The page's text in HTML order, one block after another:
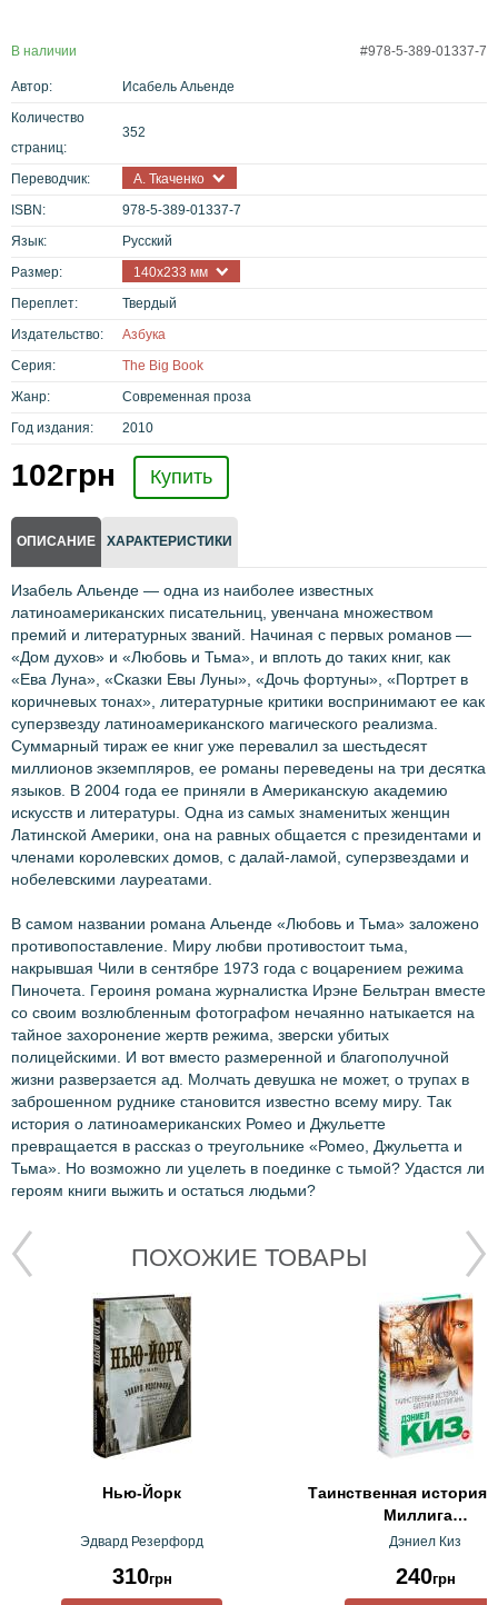
#978-5-389-01337-7
В наличии
Автор:
Исабель Альенде
Количество
страниц:
352
Переводчик:
А. Ткаченко
ISBN:
978-5-389-01337-7
Язык:
Русский
Размер:
140x233 мм
Переплет:
Твердый
Издательство:
Азбука
Серия:
The Big Book
Жанр:
Современная проза
Год издания:
2010
102грн Купить
ОПИСАНИЕ ХАРАКТЕРИСТИКИ
Изабель Альенде — одна из наиболее известных
латиноамериканских писательниц, увенчана множеством
премий и литературных званий. Начиная с первых романов —
«Дом духов» и «Любовь и Тьма», и вплоть до таких книг, как
«Ева Луна», «Сказки Евы Луны», «Дочь фортуны», «Портрет в
коричневых тонах», литературные критики воспринимают ее как
суперзвезду латиноамериканского магического реализма.
Суммарный тираж ее книг уже перевалил за шестьдесят
миллионов экземпляров, ее романы переведены на три десятка
языков. В 2004 года ее приняли в Американскую академию
искусств и литературы. Одна из самых знаменитых женщин
Латинской Америки, она на равных общается с президентами и
членами королевских домов, с далай-ламой, суперзвездами и
нобелевскими лауреатами.
В самом названии романа Альенде «Любовь и Тьма» заложено
противопоставление. Миру любви противостоит тьма,
накрывшая Чили в сентябре 1973 года с воцарением режима
Пиночета. Героиня романа журналистка Ирэне Бельтран вместе
со своим возлюбленным фотографом нечаянно натыкается на
тайное захоронение жертв режима, зверски убитых
полицейскими. И вот вместо размеренной и благополучной
жизни разверзается ад. Молчать девушка не может, о трупах в
заброшенном руднике становится известно всему миру. Так
история о латиноамериканских Ромео и Джульетте
превращается в рассказ о треугольнике «Ромео, Джульетта и
Тьма». Но возможно ли уцелеть в поединке с тьмой? Удастся ли
героям книги выжить и остаться людьми?
ПОХОЖИЕ ТОВАРЫ
Нью-Йорк
Эдвард Резерфорд
310грн
Таинственная история
Миллига…
Дэниел Киз
240грн